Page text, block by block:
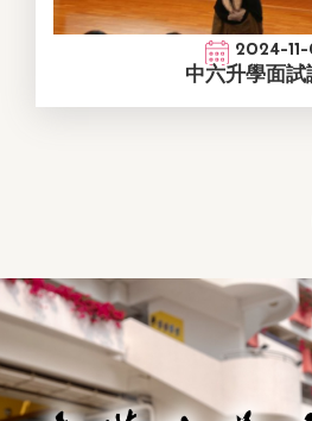
2024-
中六升學面試